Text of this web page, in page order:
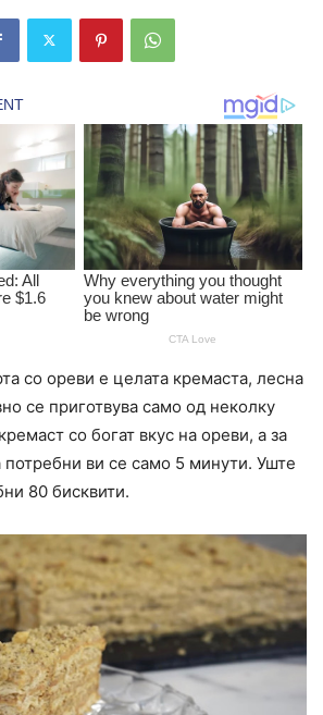
со ореви е целата кремаста, лесна
се приготвува само од неколку
со богат вкус на ореви, а за
потребни ви се само 5 минути. Уште
80 бисквити.